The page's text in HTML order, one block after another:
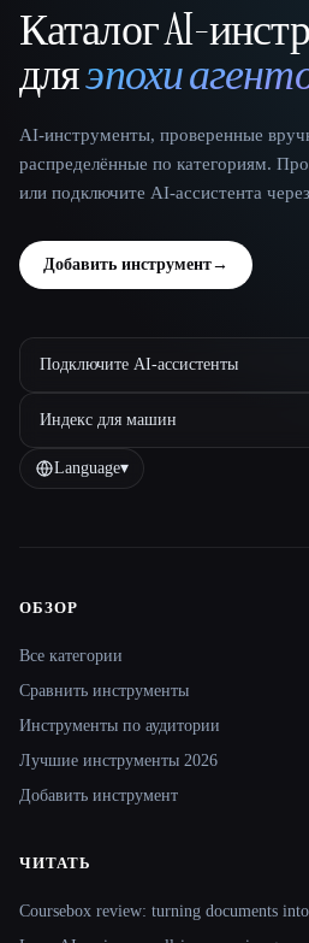
That AI Collection
Каталог AI-
дляэпохи
AI-инструменты, проверенные
распределённые по категориям.
или подключите AI-ассистента
Добавить инструмент→
Подключите AI-ассистенты
Индекс для машин
Language▾
Site navigation
ОБЗОР
Все категории
Сравнить инструменты
Инструменты по аудитории
Лучшие инструменты 2026
Добавить инструмент
ЧИТАТЬ
Coursebox review: turning documents